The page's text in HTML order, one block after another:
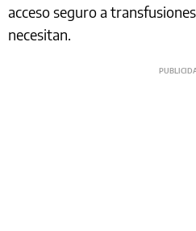
acceso seguro a
necesitan.